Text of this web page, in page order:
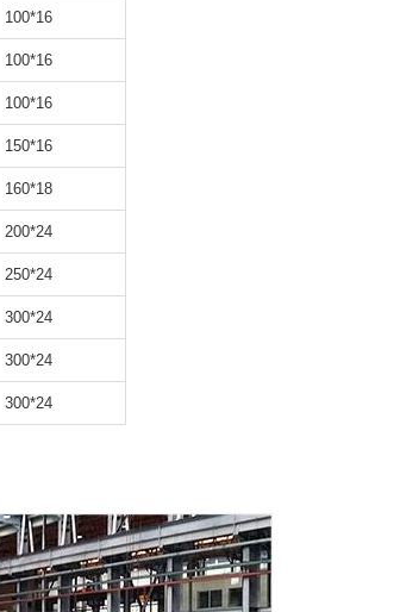
100*16
100*16
100*16
150*16
160*18
200*24
250*24
300*24
300*24
300*24